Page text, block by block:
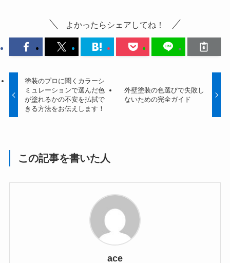
よかったらシェアしてね！
塗装のプロに聞くカラーシ
ミュレーションで選んだ色
が塗れるかの不安を払拭で
きる方法をお伝えします！
外壁塗装の色選びで失敗し
ないための完全ガイド
この記事を書いた人
ace